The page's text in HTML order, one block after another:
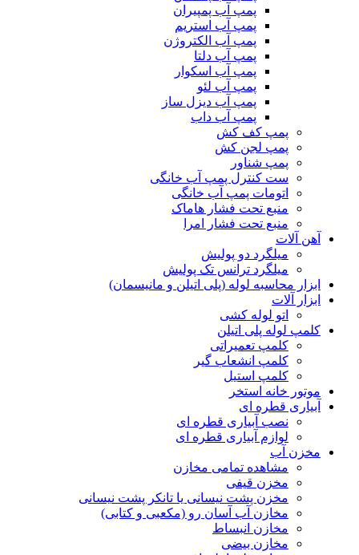
پمپ آب پمپیران
پمپ آب استریم
پمپ آب الکتروژن
پمپ آب دلتا
پمپ آب اسکوار
پمپ آب لئو
پمپ آب دیزل ساز
پمپ آب داب
پمپ کف کش
پمپ لجن کش
پمپ شناور
ست کنترل پمپ آب خانگی
اتومات پمپ آب خانگی
منبع تحت فشار هاماک
منبع تحت فشار امرا
آهن آلات
میلگرد دو پولیش
میلگرد ترانس تک پولیش
ابزار محاسبه لوله (پلی اتیلن و مانیسمان)
ابزار آلات
اتو لوله کشی
کلمپ لوله پلی اتیلن
کلمپ تعمیراتی
کلمپ انشعاب گیر
کلمپ استیل
موتور خانه استخر
آبیاری قطره ای
نصب آبیاری قطره ای
لوازم آبیاری قطره ای
مخزن آب
مشاهده تمامی مخازن
مخزن قیفی
مخزن پشت نیسانی یا تانکر پشت نیسانی
مخازن آب آسان رو (مکعبی و کتابی)
مخازن انبساط
مخازن بیضی